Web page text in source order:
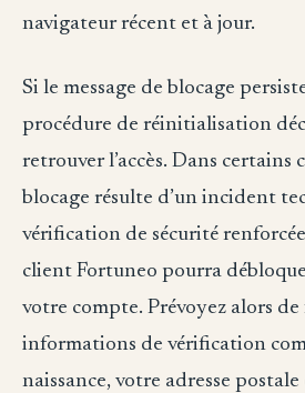
navigateur récent et à jour.
Si le message de blocage
procédure de réinitialisation
retrouver l’accès. Dans certains
blocage résulte d’un incident
vérification de sécurité
client Fortuneo pourra
votre compte. Prévoyez alors
informations de vérification
naissance, votre adresse